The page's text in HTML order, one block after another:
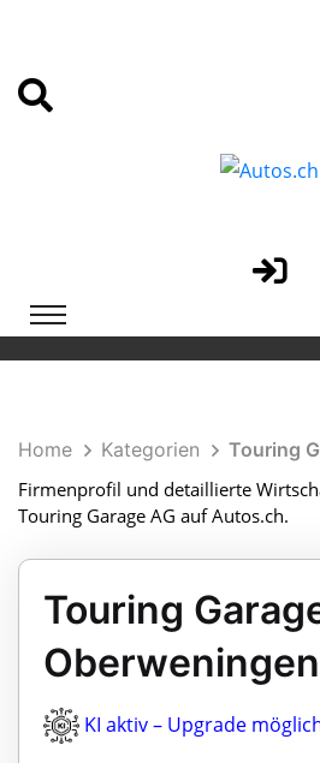
Home Kategorien
Touring
Firmenprofil und detaillierte
Touring Garage AG auf Autos.ch.
Touring
Oberweningen
KI aktiv – Upgrade